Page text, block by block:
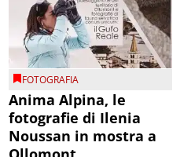
FOTOGRAFIA
Anima Alpina, le
fotografie di Ilenia
Noussan in mostra a